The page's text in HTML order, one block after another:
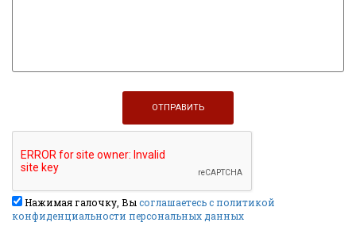
Нажимая галочку, Вы соглашаетесь с политикой
конфиденциальности персональных данных